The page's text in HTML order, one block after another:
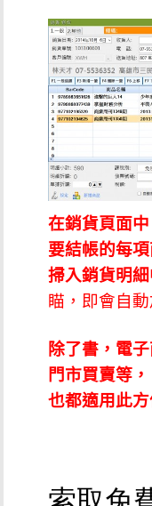
在銷貨頁面
要結帳的每項
掃入銷貨明細
瞄，即會自動
除了書，電
門市買賣等，
也都適用此